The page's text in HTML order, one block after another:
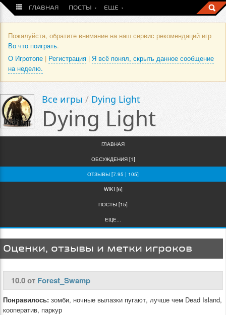
ГЛАВНАЯ ПОСТЫ ЕЩЕ
Пожалуйста, обратите внимание на наш сервис рекомендаций игр
Во что поиграть.
О Игротопе | Регистрация | Я всё понял, скрыть данное сообщение
на неделю.
Все игры / Dying Light
Dying Light
ГЛАВНАЯ
ОБСУЖДЕНИЯ [1]
ОТЗЫВЫ [7.95 | 105]
WIKI [6]
ПОСТЫ [15]
ЕЩЕ...
Оценки, отзывы и метки игроков
10.0 от Forest_Swamp
Понравилось: зомби, ночные вылазки пугают, лучше чем Dead Island,
кооператив, паркур